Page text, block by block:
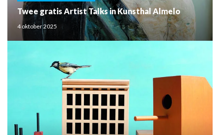
Twee gratis Artist Talks in Kunsthal Almelo
4 oktober 2025